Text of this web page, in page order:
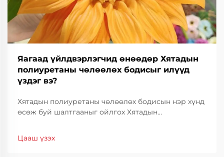
Яагаад үйлдвэрлэгчид өнөөдөр Хятадын
полиуретаны чөлөөлөх бодисыг илүүд
үздэг вэ?
Хятадын полиуретаны чөлөөлөх бодисын нэр хүнд
өсөж буй шалтгааныг ойлгох Хятадын
үйлдвэрлэгчдийн дунд түгээмэл хэрэглэгдэж
Цааш үзэх